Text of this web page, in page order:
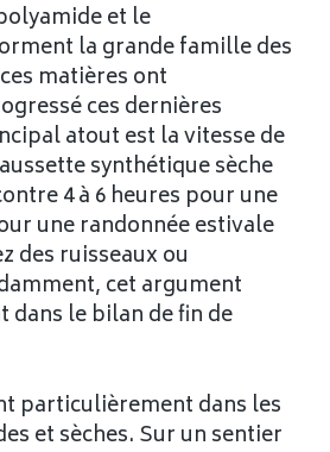
et le
la grande famille des
matières ont
ces dernières
atout est la vitesse de
synthétique sèche
4 à 6 heures pour une
une randonnée estivale
des ruisseaux ou
cet argument
le bilan de fin de
particulièrement dans les
et sèches. Sur un sentier